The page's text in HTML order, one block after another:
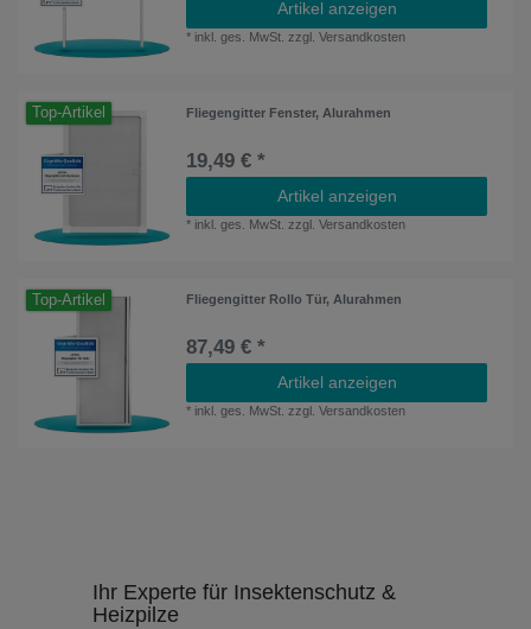
Artikel anzeigen
* inkl. ges. MwSt. zzgl.Versandkosten
Top-Artikel Fliegengitter Fenster, Alurahmen
19,49 € *
Artikel anzeigen
* inkl. ges. MwSt. zzgl.Versandkosten
Top-Artikel Fliegengitter Rollo Tür, Alurahmen
87,49 € *
Artikel anzeigen
* inkl. ges. MwSt. zzgl.Versandkosten
Ihr Experte für Insektenschutz &
Heizpilze